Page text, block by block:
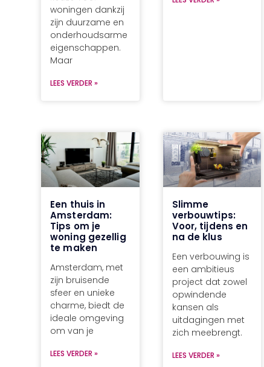
woningen dankzij
zijn duurzame en
onderhoudsarme
eigenschappen.
Maar
LEES VERDER »
Een thuis in
Amsterdam:
Tips om je
woning gezellig
te maken
Amsterdam, met
zijn bruisende
sfeer en unieke
charme, biedt de
ideale omgeving
om van je
LEES VERDER »
Slimme
verbouwtips:
Voor, tijdens en
na de klus
Een verbouwing is
een ambitieus
project dat zowel
opwindende
kansen als
uitdagingen met
zich meebrengt.
LEES VERDER »